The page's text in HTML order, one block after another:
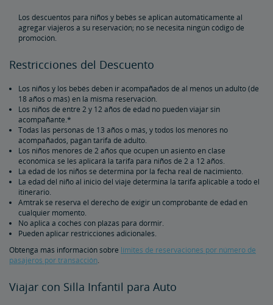
Cosas Esenciales para Viajar, Seguro y Más para Viajar, Seguro
Los descuentos para niños y bebés se aplican automáticamente al
agregar viajeros a su reservación; no se necesita ningún código de
promoción.
Restricciones del Descuento
Los niños y los bebés deben ir acompañados de al menos un adulto (de
18 años o más) en la misma reservación.
Los niños de entre 2 y 12 años de edad no pueden viajar sin
acompañante.*
Todas las personas de 13 años o más, y todos los menores no
acompañados, pagan tarifa de adulto.
Los niños menores de 2 años que ocupen un asiento en clase
económica se les aplicará la tarifa para niños de 2 a 12 años.
La edad de los niños se determina por la fecha real de nacimiento.
La edad del niño al inicio del viaje determina la tarifa aplicable a todo el
itinerario.
Amtrak se reserva el derecho de exigir un comprobante de edad en
cualquier momento.
No aplica a coches con plazas para dormir.
Pueden aplicar restricciones adicionales.
Obtenga más información sobre límites de reservaciones por número de
pasajeros por transacción.
Viajar con Silla Infantil para Auto